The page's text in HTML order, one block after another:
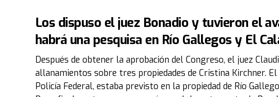
Los dispuso el juez Bonadio y tuvieron el
habrá una pesquisa en Río Gallegos y El
Después de obtener la aprobación del Congreso, el juez
allanamientos sobre tres propiedades de Cristina Kirchner.
Policía Federal, estaba previsto en la propiedad de Río